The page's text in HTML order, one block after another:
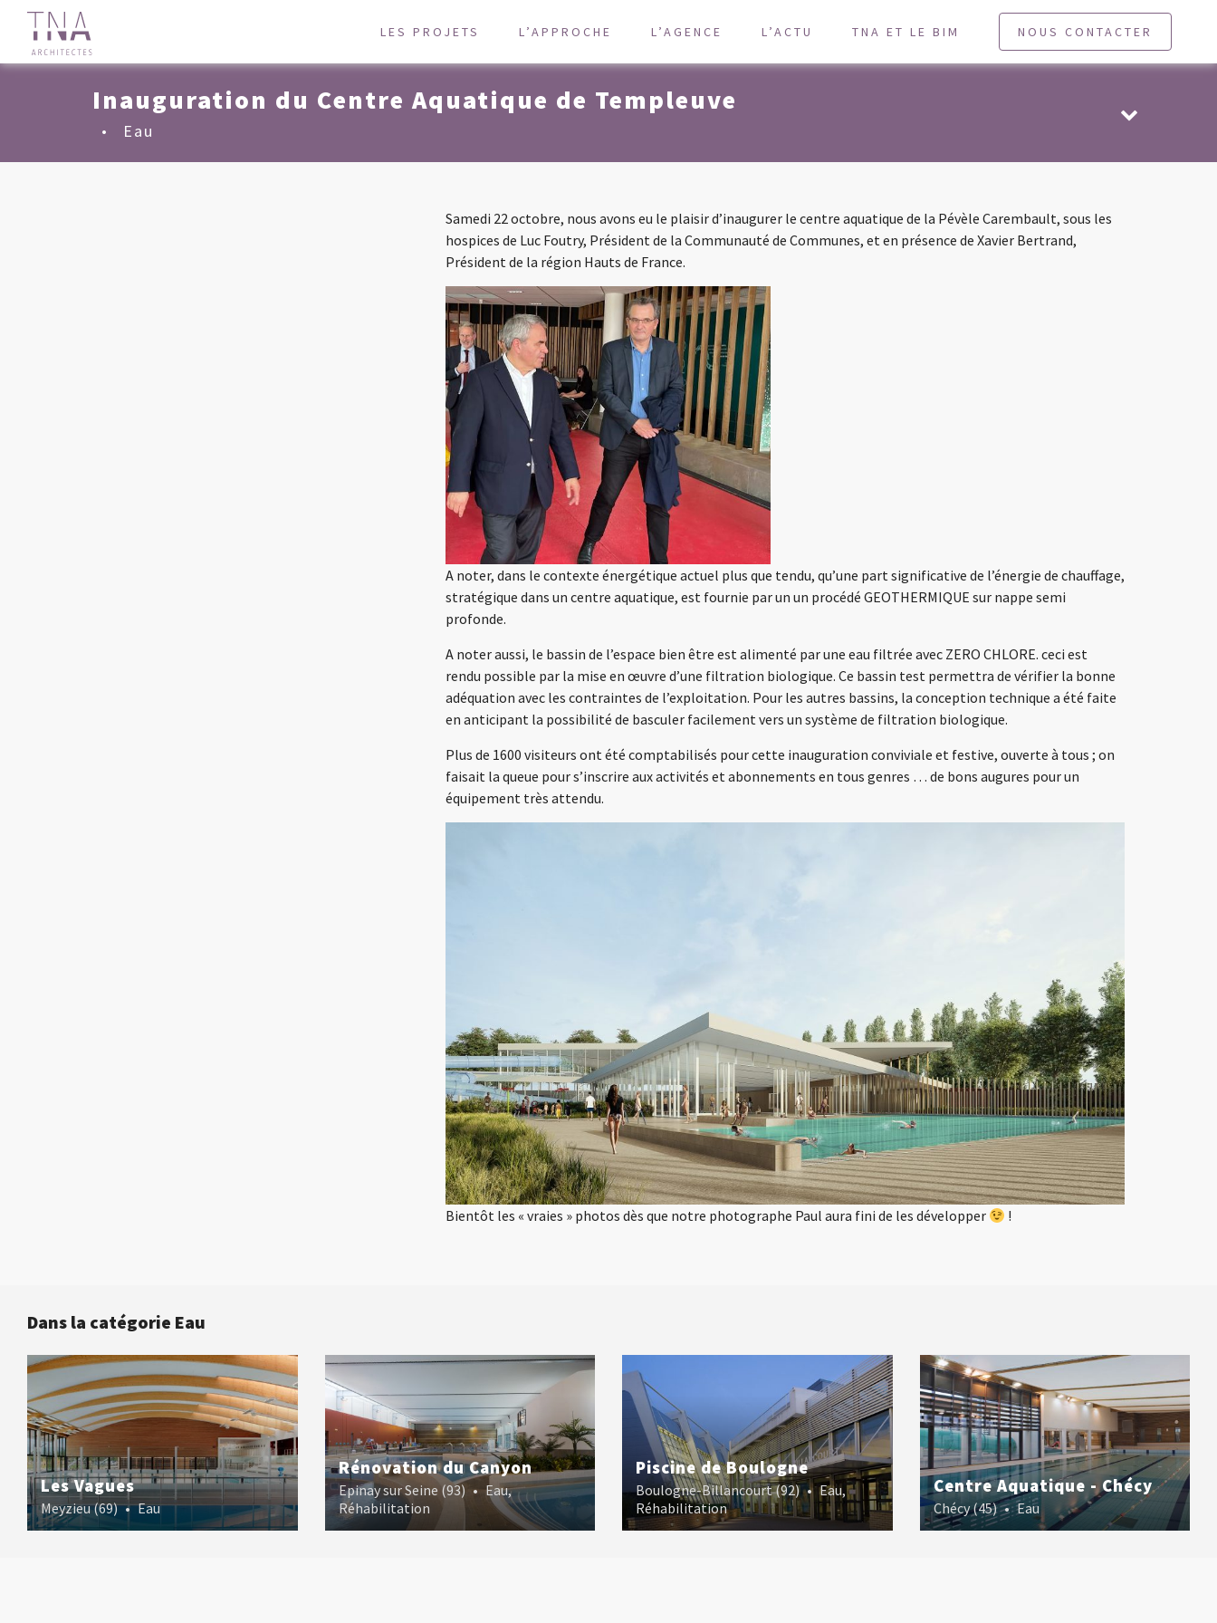
LES PROJETS L’APPROCHE L’AGENCE L’ACTU TNA ET LE BIM NOUS CONTACTER
Inauguration du Centre Aquatique de Templeuve
• Eau
Samedi 22 octobre, nous avons eu le plaisir d’inaugurer le centre aquatique de la Pévèle Carembault, sous les
hospices de Luc Foutry, Président de la Communauté de Communes, et en présence de Xavier Bertrand,
Président de la région Hauts de France.
A noter, dans le contexte énergétique actuel plus que tendu, qu’une part significative de l’énergie de chauffage,
stratégique dans un centre aquatique, est fournie par un un procédé GEOTHERMIQUE sur nappe semi
profonde.
A noter aussi, le bassin de l’espace bien être est alimenté par une eau filtrée avec ZERO CHLORE. ceci est
rendu possible par la mise en œuvre d’une filtration biologique. Ce bassin test permettra de vérifier la bonne
adéquation avec les contraintes de l’exploitation. Pour les autres bassins, la conception technique a été faite
en anticipant la possibilité de basculer facilement vers un système de filtration biologique.
Plus de 1600 visiteurs ont été comptabilisés pour cette inauguration conviviale et festive, ouverte à tous ; on
faisait la queue pour s’inscrire aux activités et abonnements en tous genres … de bons augures pour un
équipement très attendu.
Bientôt les « vraies » photos dès que notre photographe Paul aura fini de les développer !
Dans la catégorie Eau
Les Vagues
Meyzieu (69) • Eau
Rénovation du Canyon
Epinay sur Seine (93) • Eau,
Réhabilitation
Piscine de Boulogne
Boulogne-Billancourt (92) • Eau,
Réhabilitation
Centre Aquatique - Chécy
Chécy (45) • Eau